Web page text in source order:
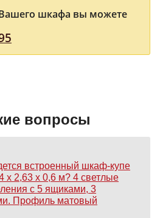
шкафа вы можете
вопросы
встроенный шкаф-купе
2,63 х 0,6 м? 4 светлые
с 5 ящиками, 3
Профиль матовый